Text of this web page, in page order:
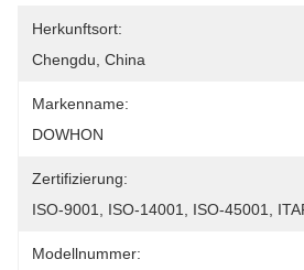
Herkunftsort:
Chengdu, China
Markenname:
DOWHON
Zertifizierung:
ISO-9001, ISO-14001, ISO-45001,
Modellnummer: